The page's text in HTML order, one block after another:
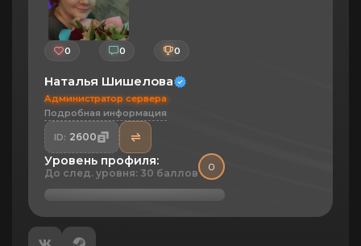
0 0 0
Наталья Шишелова
Администратор сервера
Подробная информация
ID: 2600
0
Уровень профиля:
До след. уровня: 30 баллов